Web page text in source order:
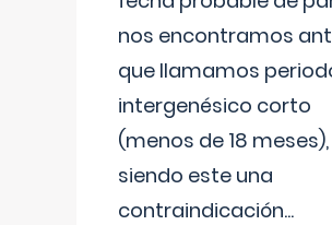
nos encontramos
que llamamos
intergenésico corto
(menos de 18 meses),
siendo este una
contraindicación...